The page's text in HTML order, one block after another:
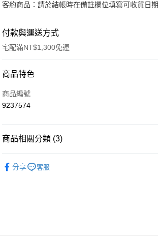
客約商品：請於結帳時在備註欄位填寫可收貨日期
付款與運送方式
宅配滿NT$1,300免運
付款方式
信用卡一次付款
Google Pay
商品特色
商品編號
9237574
商品相關分類 (3)
於我轉生變成史萊姆這檔事
分享 客服